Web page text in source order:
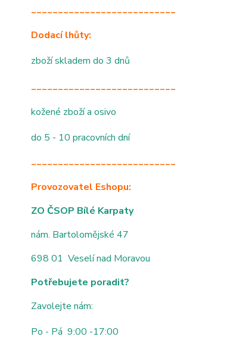
___________________________
Dodací lhůty:
zboží skladem do 3 dnů
___________________________
kožené zboží a osivo
do 5 - 10 pracovních dní
___________________________
Provozovatel Eshopu:
ZO ČSOP Bílé Karpaty
nám. Bartolomějské 47
698 01 Veselí nad Moravou
Potřebujete poradit?
Zavolejte nám:
Po - Pá 9:00 -17:00